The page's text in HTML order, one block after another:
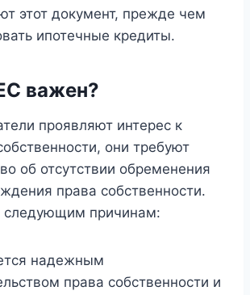
этот документ, прежде чем
ипотечные кредиты.
важен?
проявляют интерес к
они требуют
об отсутствии обременения
права собственности.
следующим причинам:
надежным
права собственности и